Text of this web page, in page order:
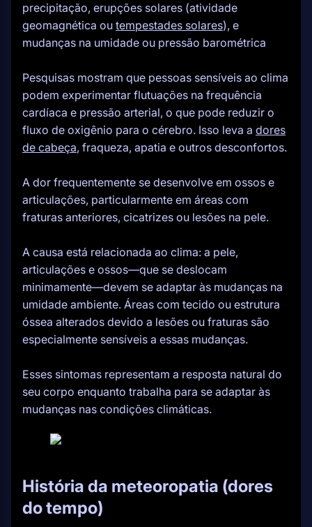
precipitação, erupções solares (atividade
geomagnética ou tempestades solares), e
mudanças na umidade ou pressão barométrica
Pesquisas mostram que pessoas sensíveis ao clima
podem experimentar flutuações na frequência
cardíaca e pressão arterial, o que pode reduzir o
fluxo de oxigênio para o cérebro. Isso leva a dores
de cabeça, fraqueza, apatia e outros desconfortos.
A dor frequentemente se desenvolve em ossos e
articulações, particularmente em áreas com
fraturas anteriores, cicatrizes ou lesões na pele.
A causa está relacionada ao clima: a pele,
articulações e ossos—que se deslocam
minimamente—devem se adaptar às mudanças na
umidade ambiente. Áreas com tecido ou estrutura
óssea alterados devido a lesões ou fraturas são
especialmente sensíveis a essas mudanças.
Esses sintomas representam a resposta natural do
seu corpo enquanto trabalha para se adaptar às
mudanças nas condições climáticas.
História da meteoropatia (dores
do tempo)